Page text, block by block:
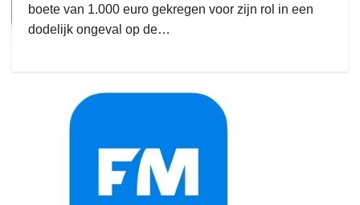
delangekortland
boete van 1.000 euro gekregen voor zijn rol in een
dodelijk ongeval op de…